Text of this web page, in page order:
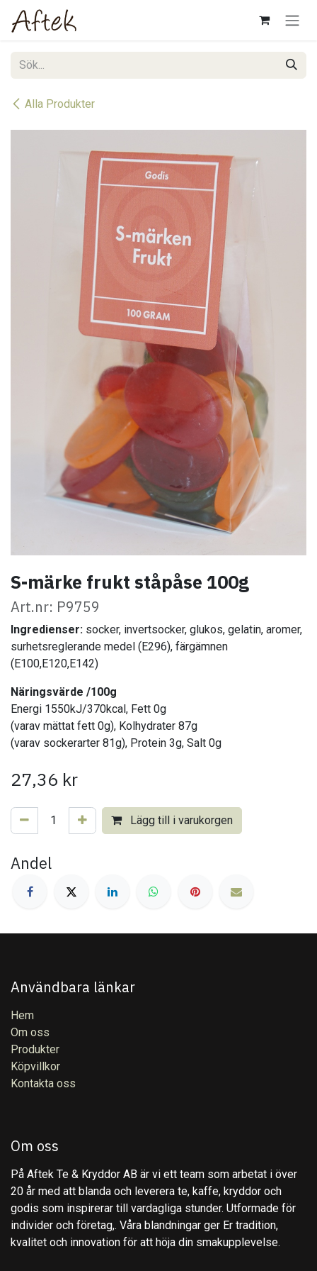
Hoppa till innehåll
Alla Produkter
S-märke frukt ståpåse 100g
Art.nr: P9759
Ingredienser: socker, invertsocker, glukos, gelatin, aromer,
surhetsreglerande medel (E296), färgämnen
(E100,E120,E142)
Näringsvärde /100g
Energi 1550kJ/370kcal, Fett 0g
(varav mättat fett 0g), Kolhydrater 87g
(varav sockerarter 81g), Protein 3g, Salt 0g
27,36 kr
Lägg till i varukorgen
Andel
Användbara länkar
Hem
Om oss
Produkter
Köpvillkor
Kontakta oss
Om oss
På Aftek Te & Kryddor AB är vi ett team som arbetat i över
20 år med att blanda och leverera te, kaffe, kryddor och
godis som inspirerar till vardagliga stunder. Utformade för
individer och företag,. Våra blandningar ger Er tradition,
kvalitet och innovation för att höja din smakupplevelse.